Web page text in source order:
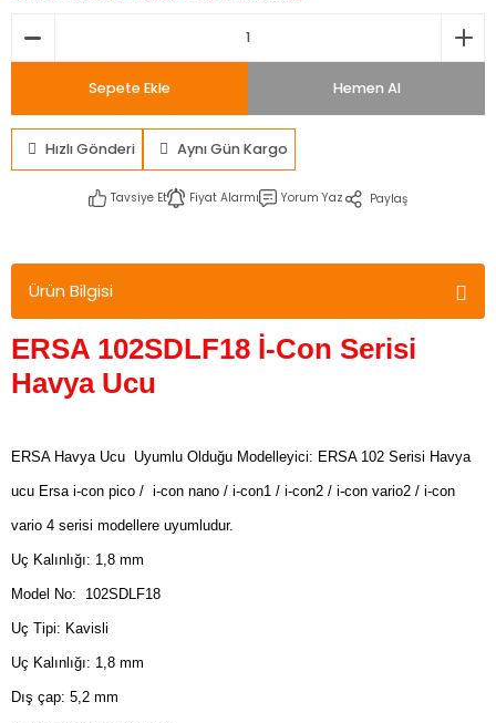
Sepete Ekle Hemen Al
Hızlı Gönderi Aynı Gün Kargo
Tavsiye Et Fiyat Alarmı Yorum Yaz Paylaş
Ürün Bilgisi
ERSA 102SDLF18 İ-Con Serisi
Havya Ucu
ERSA Havya Ucu Uyumlu Olduğu Modelleyici: ERSA 102 Serisi Havya
ucu Ersa i-con pico / i-con nano / i-con1 / i-con2 / i-con vario2 / i-con
vario 4 serisi modellere uyumludur.
Uç Kalınlığı: 1,8 mm
Model No: 102SDLF18
Uç Tipi: Kavisli
Uç Kalınlığı: 1,8 mm
Dış çap: 5,2 mm